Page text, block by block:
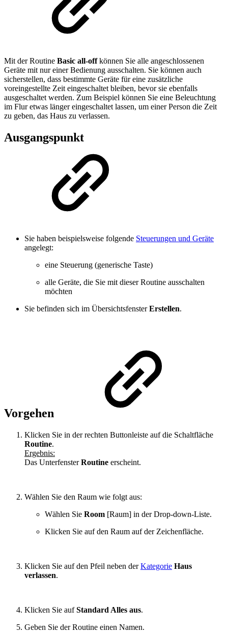
Mit der Routine Basic all-offkönnen Sie alle angeschlossenen
Geräte mit nur einer Bedienung ausschalten. Sie können auch
sicherstellen, dass bestimmte Geräte für eine zusätzliche
voreingestellte Zeit eingeschaltet bleiben, bevor sie ebenfalls
ausgeschaltet werden. Zum Beispiel können Sie eine Beleuchtung
im Flur etwas länger eingeschaltet lassen, um einer Person die Zeit
zu geben, das Haus zu verlassen.
Ausgangspunkt
Sie haben beispielsweise folgende Steuerungen und Geräte
angelegt:
eine Steuerung (generische Taste)
alle Geräte, die Sie mit dieser Routine ausschalten
möchten
Sie befinden sich im ÜbersichtsfensterErstellen.
Vorgehen
Klicken Sie in der rechten Buttonleiste auf die Schaltfläche
Routine.
Ergebnis:
Das UnterfensterRoutine erscheint.
Wählen Sie den Raum wie folgt aus:
Wählen Sie Room [Raum] in der Drop-down-Liste.
Klicken Sie auf den Raum auf der Zeichenfläche.
Klicken Sie auf den Pfeil neben derKategorie Haus
verlassen.
Klicken Sie aufStandard Alles aus.
Geben Sie der Routine einen Namen.